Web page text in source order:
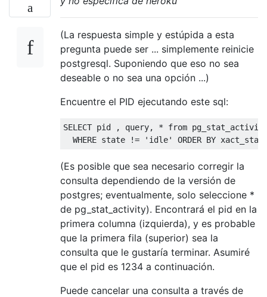
(La respuesta simple y estúpida a esta
pregunta puede ser ... simplemente reinicie
postgresql. Suponiendo que eso no sea
deseable o no sea una opción ...)
Encuentre el PID ejecutando este sql:
SELECT pid , query, * from
WHERE state != 'idle' ORDER BY
(Es posible que sea necesario corregir la
consulta dependiendo de la versión de
postgres; eventualmente, solo seleccione *
de pg_stat_activity). Encontrará el pid en la
primera columna (izquierda), y es probable
que la primera fila (superior) sea la
consulta que le gustaría terminar. Asumiré
que el pid es 1234 a continuación.
Puede cancelar una consulta a través de